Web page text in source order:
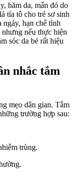
hăm da, mẩn đỏ do
tía tô cho trẻ sơ sinh
hạn chế tình
nếu thực hiện
sóc da bé rất hiệu
nhắc tắm
mẹo dân gian. Tắm
trường hợp sau:
trùng.